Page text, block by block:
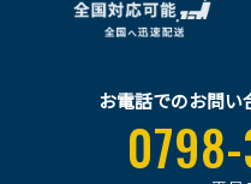
お電話でのお問い